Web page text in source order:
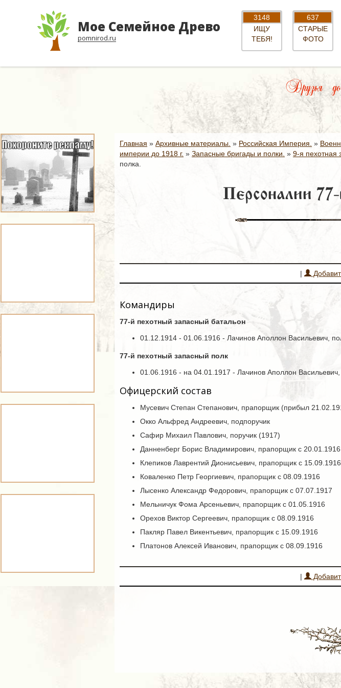
Мое Семейное Древо
pomnirod.ru
3148
ИЩУ
ТЕБЯ!
637
СТАРЫЕ
ФОТО
Друзья до
Главная » Архивные материалы. » Российская Империя. »
империи до 1918 г. » Запасные бригады и полки. » 9-я пехотная
полка.
Персоналии 77-
|
Командиры
77-й пехотный запасный батальон
01.12.1914 - 01.06.1916 - Лачинов Аполлон Васильевич,
77-й пехотный запасный полк
01.06.1916 - на 04.01.1917 - Лачинов Аполлон Васильевич,
Офицерский состав
Мусевич Степан Степанович, прапорщик (прибыл
Окко Альфред Андреевич, подпоручик
Сафир Михаил Павлович, поручик (1917)
Данненберг Борис Владимирович, прапорщик с 20.01.1916
Клепиков Лаврентий Дионисьевич, прапорщик с 15.09.1916
Коваленко Петр Георгиевич, прапорщик с 08.09.1916
Лысенко Александр Федорович, прапорщик с 07.07.1917
Мельничук Фома Арсеньевич, прапорщик с 01.05.1916
Орехов Виктор Сергеевич, прапорщик с 08.09.1916
Пакляр Павел Викентьевич, прапорщик с 15.09.1916
Платонов Алексей Иванович, прапорщик с 08.09.1916
|